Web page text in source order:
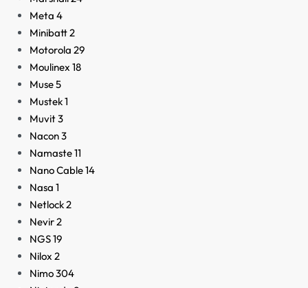
Meta 4
Minibatt2
Motorola 29
Moulinex 18
Muse5
Mustek1
Muvit3
Nacon3
Namaste11
Nano Cable14
Nasa 1
Netlock2
Nevir2
NGS19
Nilox 2
Nimo304